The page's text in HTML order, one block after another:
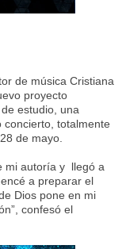
de música Cristiana
proyecto
estudio, una
concierto, totalmente
de mayo.
mi autoría y llegó a
a preparar el
Dios pone en mi
confesó el